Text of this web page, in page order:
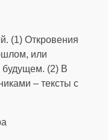
(1) Откровения
или
будущем. (2) В
– тексты с